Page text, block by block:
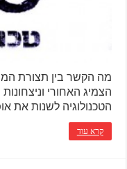
מה הקשר בין תצורת
הצמיג האחורי
הטכנולוגיה לשנות את
קרא עוד